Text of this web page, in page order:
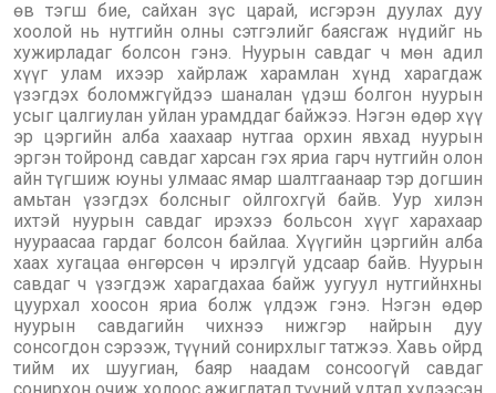
өв тэгш бие, сайхан зүс царай, исгэрэн дуулах дуу
хоолой нь нутгийн олны сэтгэлийг баясгаж нүдийг нь
хужирладаг болсон гэнэ. Нуурын савдаг ч мөн адил
хүүг улам ихээр хайрлаж харамлан хүнд харагдаж
үзэгдэх боломжгүйдээ шаналан үдэш болгон нуурын
усыг цалгиулан уйлан урамддаг байжээ. Нэгэн өдөр хүү
эр цэргийн алба хаахаар нутгаа орхин явхад нуурын
эргэн тойронд савдаг харсан гэх яриа гарч нутгийн олон
айн түгшиж юуны улмаас ямар шалтгаанаар тэр догшин
амьтан үзэгдэх болсныг ойлгохгүй байв. Уур хилэн
ихтэй нуурын савдаг ирэхээ больсон хүүг харахаар
нуураасаа гардаг болсон байлаа. Хүүгийн цэргийн алба
хаах хугацаа өнгөрсөн ч ирэлгүй удсаар байв. Нуурын
савдаг ч үзэгдэж харагдахаа байж уугуул нутгийнхны
цуурхал хоосон яриа болж үлдэж гэнэ. Нэгэн өдөр
нуурын савдагийн чихнээ нижгэр найрын дуу
сонсогдон сэрээж, түүний сонирхлыг татжээ. Хавь ойрд
тийм их шуугиан, баяр наадам сонсоогүй савдаг